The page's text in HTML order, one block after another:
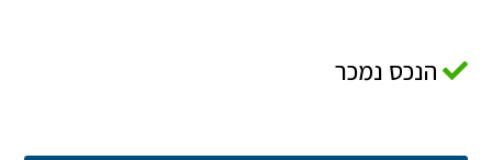
הנכס נמכר